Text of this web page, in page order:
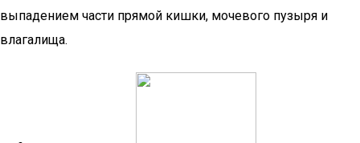
выпадением части прямой кишки, мочевого пузыря и
влагалища.